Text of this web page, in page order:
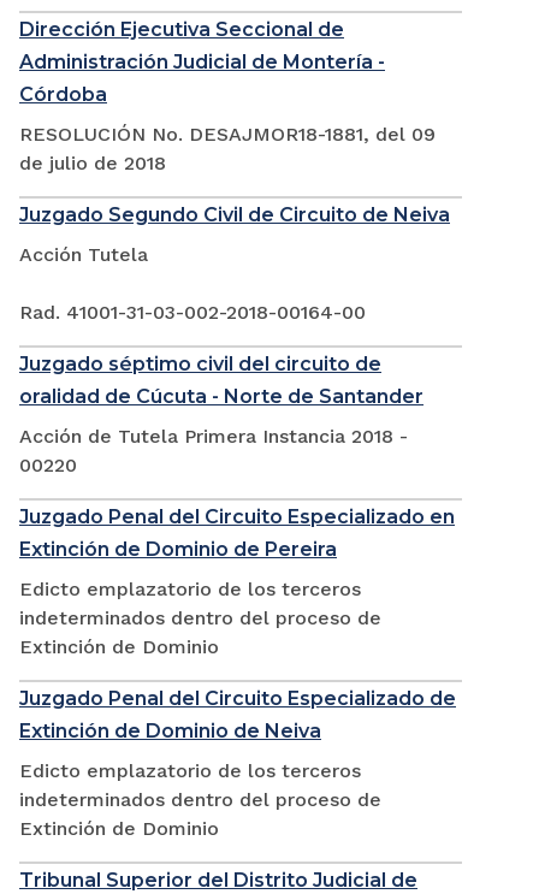
Dirección Ejecutiva Seccional de
Administración Judicial de Montería -
Córdoba
RESOLUCIÓN No. DESAJMOR18-1881, del 09
de julio de 2018
Juzgado Segundo Civil de Circuito de Neiva
Acción Tutela
Rad. 41001-31-03-002-2018-00164-00
Juzgado séptimo civil del circuito de
oralidad de Cúcuta - Norte de Santander
Acción de Tutela Primera Instancia 2018 -
00220
Juzgado Penal del Circuito Especializado en
Extinción de Dominio de Pereira
Edicto emplazatorio de los terceros
indeterminados dentro del proceso de
Extinción de Dominio
Juzgado Penal del Circuito Especializado de
Extinción de Dominio de Neiva
Edicto emplazatorio de los terceros
indeterminados dentro del proceso de
Extinción de Dominio
Tribunal Superior del Distrito Judicial de